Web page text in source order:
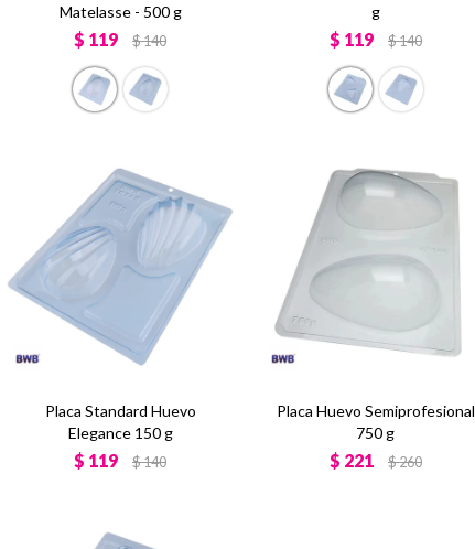
Matelasse - 500 g
$ 119 $140
g
$ 119 $140
Placa Standard Huevo
Elegance 150 g
$ 119 $140
Placa Huevo Semiprofesional
750 g
$ 221 $260